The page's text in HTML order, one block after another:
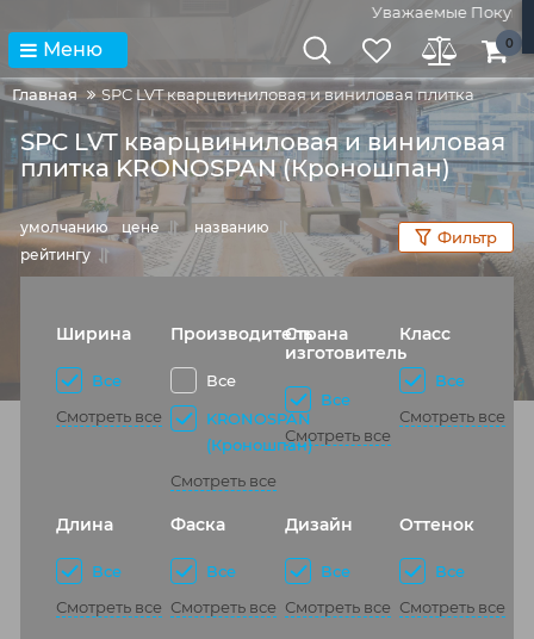
Уважаемые
Меню 0
Главная SPC LVT кварцвиниловая и виниловая плитка
SPC LVT кварцвиниловая и виниловая
плитка KRONOSPAN (Кроношпан)
умолчанию цене
названию
рейтингу
Фильтр
Ширина
Все
Смотреть все
Производитель
Все
KRONOSPAN
(Кроношпан)
Смотреть все
Страна
изготовитель
Все
Смотреть все
Класс
Все
Смотреть все
Длина
Все
Смотреть все
Фаска
Все
Смотреть все
Дизайн
Все
Смотреть все
Оттенок
Все
Смотреть все